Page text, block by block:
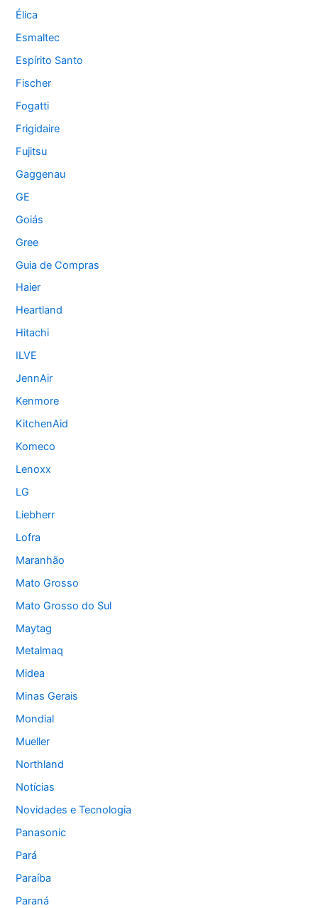
Élica
Esmaltec
Espírito Santo
Fischer
Fogatti
Frigidaire
Fujitsu
Gaggenau
GE
Goiás
Gree
Guia de Compras
Haier
Heartland
Hitachi
ILVE
JennAir
Kenmore
KitchenAid
Komeco
Lenoxx
LG
Liebherr
Lofra
Maranhão
Mato Grosso
Mato Grosso do Sul
Maytag
Metalmaq
Midea
Minas Gerais
Mondial
Mueller
Northland
Notícias
Novidades e Tecnologia
Panasonic
Pará
Paraíba
Paraná